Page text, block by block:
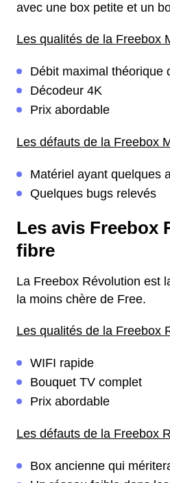
avec une box petite et un
Les qualités de la Freebox
Débit maximal théorique
Décodeur 4K
Prix abordable
Les défauts de la Freebox
Matériel ayant quelques
Quelques bugs relevés
Les avis Freebox
fibre
La Freebox Révolution est
la moins chère de Free.
Les qualités de la Freebox
WIFI rapide
Bouquet TV complet
Prix abordable
Les défauts de la Freebox
Box ancienne qui